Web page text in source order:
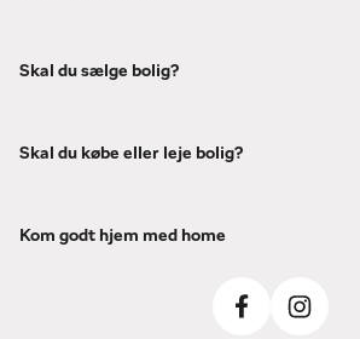
Skal du sælge bolig?
Skal du købe eller leje bolig?
Kom godt hjem med home